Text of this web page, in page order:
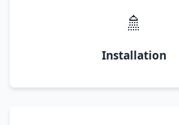
🚿
Installation